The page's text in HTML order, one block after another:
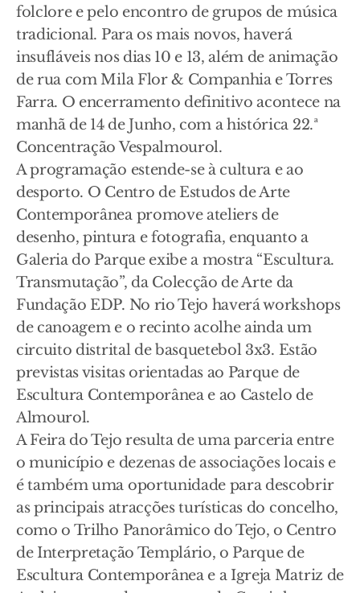
folclore e pelo encontro de grupos de música
tradicional. Para os mais novos, haverá
insufláveis nos dias 10 e 13, além de animação
de rua com Mila Flor & Companhia e Torres
Farra. O encerramento definitivo acontece na
manhã de 14 de Junho, com a histórica 22.ª
Concentração Vespalmourol.
A programação estende-se à cultura e ao
desporto. O Centro de Estudos de Arte
Contemporânea promove ateliers de
desenho, pintura e fotografia, enquanto a
Galeria do Parque exibe a mostra “Escultura.
Transmutação”, da Colecção de Arte da
Fundação EDP. No rio Tejo haverá workshops
de canoagem e o recinto acolhe ainda um
circuito distrital de basquetebol 3x3. Estão
previstas visitas orientadas ao Parque de
Escultura Contemporânea e ao Castelo de
Almourol.
A Feira do Tejo resulta de uma parceria entre
o município e dezenas de associações locais e
é também uma oportunidade para descobrir
as principais atracções turísticas do concelho,
como o Trilho Panorâmico do Tejo, o Centro
de Interpretação Templário, o Parque de
Escultura Contemporânea e a Igreja Matriz de